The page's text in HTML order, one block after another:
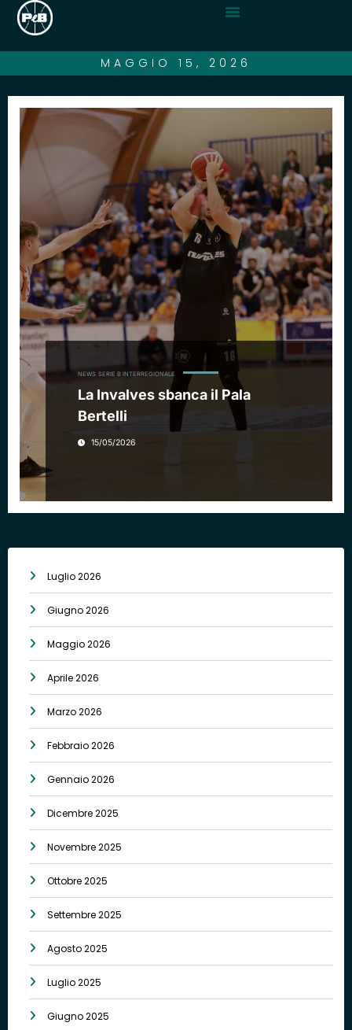
MAGGIO 15, 2026
NEWS SERIE B INTERREGIONALE
La Invalves sbanca il Pala
Bertelli
15/05/2026
Luglio 2026
Giugno 2026
Maggio 2026
Aprile 2026
Marzo 2026
Febbraio 2026
Gennaio 2026
Dicembre 2025
Novembre 2025
Ottobre 2025
Settembre 2025
Agosto 2025
Luglio 2025
Giugno 2025